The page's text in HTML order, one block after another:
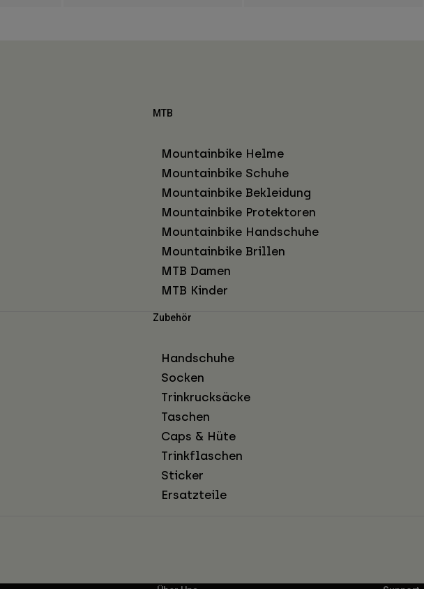
MTB
Mountainbike Helme
Mountainbike Schuhe
Mountainbike Bekleidung
Mountainbike Protektoren
Mountainbike Handschuhe
Mountainbike Brillen
MTB Damen
MTB Kinder
Zubehör
Handschuhe
Socken
Trinkrucksäcke
Taschen
Caps & Hüte
Trinkflaschen
Sticker
Ersatzteile